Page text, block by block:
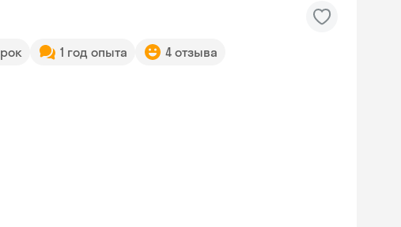
1 год опыта 4 отзыва